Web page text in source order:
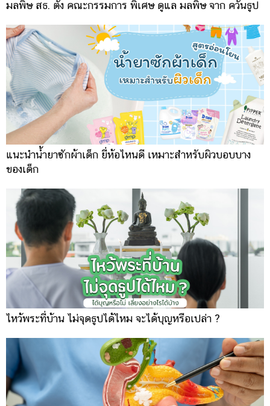
มลพิษ สธ. ตั้ง คณะกรรมการ พิเศษ ดูแล มลพิษ จาก ควันธูป
แนะนำน้ำยาซักผ้าเด็ก ยี่ห้อไหนดี เหมาะสำหรับผิวบอบบาง
ของเด็ก
ไหว้พระที่บ้าน ไม่จุดธูปได้ไหม จะได้บุญหรือเปล่า ?